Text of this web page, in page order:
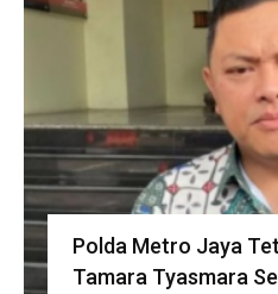
Polda Metro Jaya
Tamara Tyasmara